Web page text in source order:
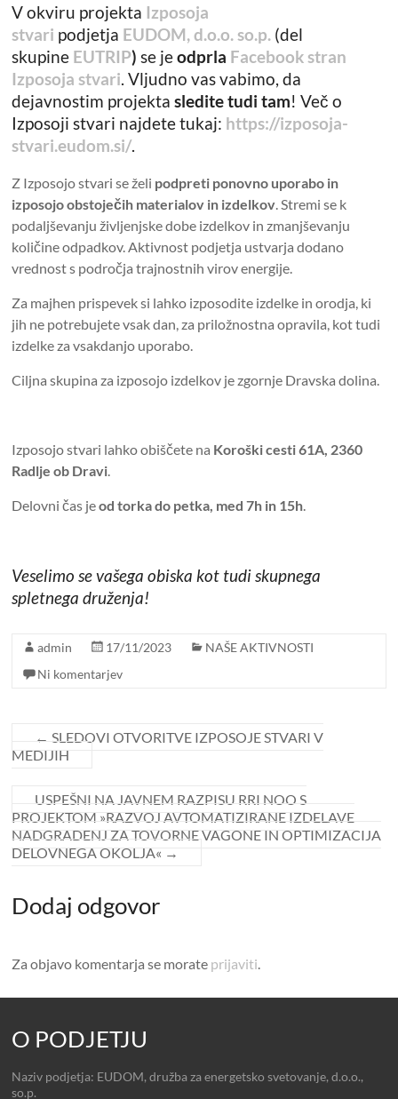
V okviru projekta Izposoja
stvari podjetja EUDOM, d.o.o. so.p. (del
skupine EUTRIP) se jeodprla Facebook stran
Izposoja stvari . Vljudno vas vabimo, da
dejavnostim projektasledite tudi tam! Več o
Izposoji stvari najdete tukaj: https://izposoja-
stvari.eudom.si/.
Z Izposojo stvari se želi podpreti ponovno uporabo in
izposojo obstoječih materialov in izdelkov . Stremi se k
podaljševanju življenjske dobe izdelkov in zmanjševanju
količine odpadkov. Aktivnost podjetja ustvarja dodano
vrednost s področja trajnostnih virov energije.
Za majhen prispevek si lahko izposodite izdelke in orodja, ki
jih ne potrebujete vsak dan, za priložnostna opravila, kot tudi
izdelke za vsakdanjo uporabo.
Ciljna skupina za izposojo izdelkov je zgornje Dravska dolina.
Izposojo stvari lahko obiščete na Koroški cesti 61A, 2360
Radlje ob Dravi
Delovni čas jeod torka do petka, med 7h in 15h
Veselimo se vašega obiska kot tudi skupnega
spletnega druženja!
admin 17/11/2023
NAŠE AKTIVNOSTI
Ni komentarjev
← SLEDOVI OTVORITVE IZPOSOJE STVARI V
MEDIJIH
USPEŠNI NA JAVNEM RAZPISU RRI NOO S
PROJEKTOM »RAZVOJ AVTOMATIZIRANE IZDELAVE
NADGRADENJ ZA TOVORNE VAGONE IN OPTIMIZACIJA
DELOVNEGA OKOLJA« →
Dodaj odgovor
Za objavo komentarja se morate prijaviti
O PODJETJU
Naziv podjetja: EUDOM, družba za energetsko svetovanje, d.o.o.,
so.p.